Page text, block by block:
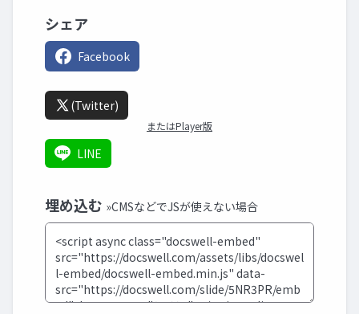
シェア
Facebook
(Twitter)
またはPlayer版
LINE
埋め込む »CMSなどでJSが使えない場合